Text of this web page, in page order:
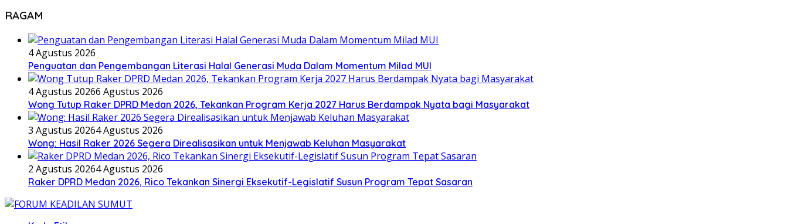
RAGAM
4 Agustus 2026
Penguatan dan Pengembangan Literasi Halal Generasi Muda Dalam Momentum Milad MUI
4 Agustus 20266 Agustus 2026
Wong Tutup Raker DPRD Medan 2026, Tekankan Program Kerja 2027 Harus Berdampak Nyata bagi Masyarakat
3 Agustus 20264 Agustus 2026
Wong: Hasil Raker 2026 Segera Direalisasikan untuk Menjawab Keluhan Masyarakat
2 Agustus 20264 Agustus 2026
Raker DPRD Medan 2026, Rico Tekankan Sinergi Eksekutif-Legislatif Susun Program Tepat Sasaran